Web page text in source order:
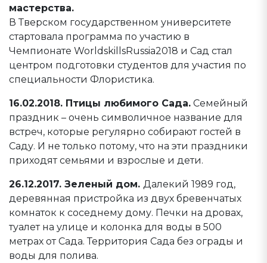
мастерства.
В Тверском государственном университете
стартовала программа по участию в
Чемпионате WorldskillsRussia2018 и Сад стал
центром подготовки студентов для участия по
специальности Флористика.
16.02.2018. Птицы любимого Сада. Семейный
праздник – очень символичное название для
встреч, которые регулярно собирают гостей в
Саду. И не только потому, что на эти праздники
приходят семьями и взрослые и дети.
26.12.2017. Зеленый дом. Далекий 1989 год,
деревянная пристройка из двух бревенчатых
комнаток к соседнему дому. Печки на дровах,
туалет на улице и колонка для воды в 500
метрах от Сада. Территория Сада без ограды и
воды для полива.